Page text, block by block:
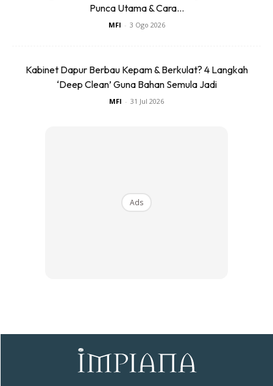
Punca Utama & Cara...
MFI - 3 Ogo 2026
Kabinet Dapur Berbau Kepam & Berkulat? 4 Langkah
‘Deep Clean’ Guna Bahan Semula Jadi
MFI - 31 Jul 2026
Ads